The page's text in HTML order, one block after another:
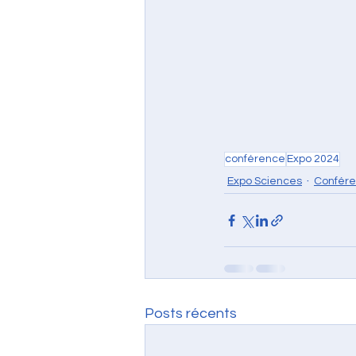
conférence Expo 2024
Expo Sciences
Posts récents